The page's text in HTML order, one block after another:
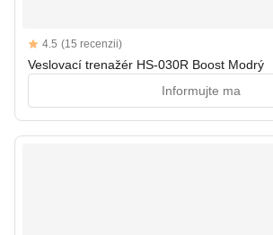
Reviews
4.5 out of 5 stars
4.5 (15 recenzii)
Veslovací trenažér HS-030R Boost Modrý
Informujte ma